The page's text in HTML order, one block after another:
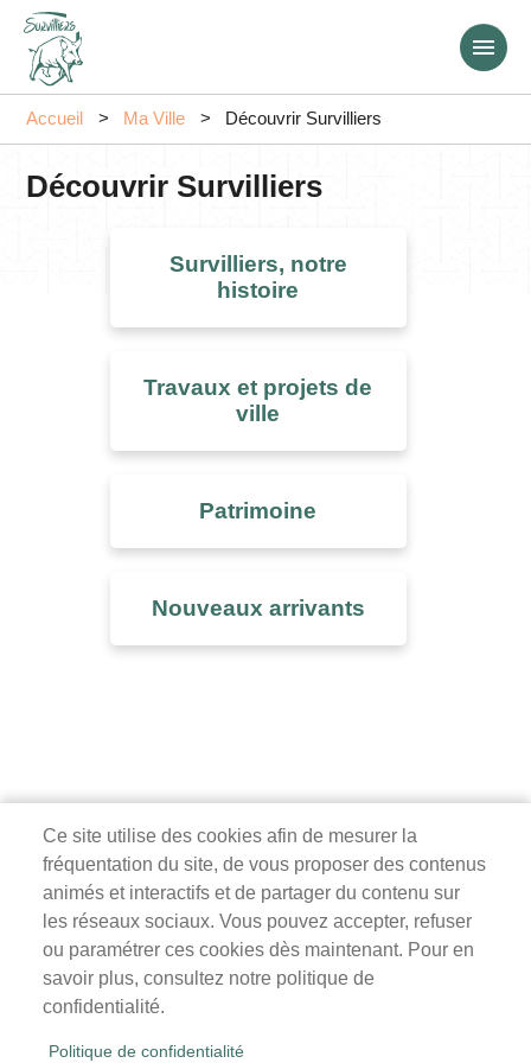
Accueil Ma Ville Découvrir Survilliers
Découvrir Survilliers
Survilliers, notre
histoire
Travaux et projets de
ville
Patrimoine
Nouveaux arrivants
Ce site utilise des cookies afin de mesurer la
fréquentation du site, de vous proposer des contenus
animés et interactifs et de partager du contenu sur
les réseaux sociaux. Vous pouvez accepter, refuser
ou paramétrer ces cookies dès maintenant. Pour en
savoir plus, consultez notre politique de
confidentialité.
Politique de confidentialité
Mairie de Survilliers
3 rue de la Liberté
95470 Survilliers
Tél. 01 34 68 26 00